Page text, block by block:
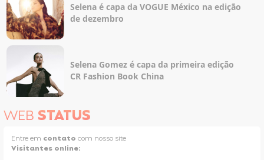
Selena é capa da VOGUE México na edição
de dezembro
Selena Gomez é capa da primeira edição
CR Fashion Book China
WEB STATUS
Entre em contato com nosso site
Visitantes online: